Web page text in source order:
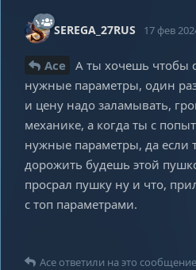
SEREGA_27RUS 17 фев
Ace
А ты хочешь чтобы
нужные параметры, один
и цену надо заламывать,
механике, а когда ты с
нужные параметры, да если
дорожить будешь этой
просрал пушку ну и что,
с топ параметрами.
Ace ответили на это